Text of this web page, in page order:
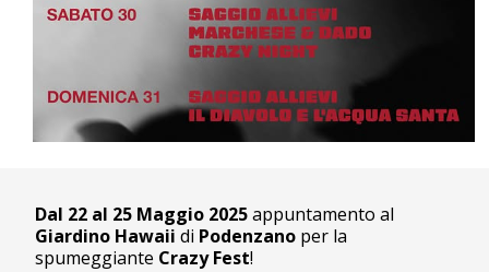
Dal 22 al 25 Maggio 2025appuntamento al
Giardino Hawaii di Podenzano per la
spumeggiante Crazy Fest!